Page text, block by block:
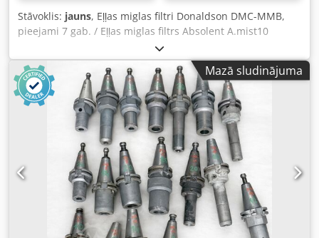
Stāvoklis: jauns, Eļļas miglas filtri Donaldson DMC-MMB,
pieejami 7 gab. / Eļļas miglas filtrs Absolent A.mist10
Mazā sludinājuma